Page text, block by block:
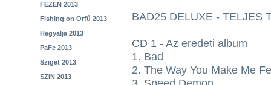
FEZEN 2013
Fishing on Orfű 2013
Hegyalja 2013
PaFe 2013
Sziget 2013
SZIN 2013
BAD25 DELUXE - TELJES
CD 1 - Az eredeti album
1. Bad
2. The Way You Make Me